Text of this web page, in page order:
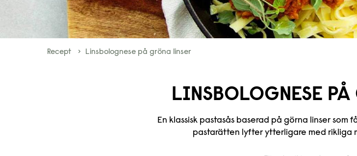
Recept Linsbolognese på gröna linser
LINSBOLOGNESE PÅ
En klassisk pastasås baserad på görna linser som
pastarätten lyfter ytterligare med rikliga